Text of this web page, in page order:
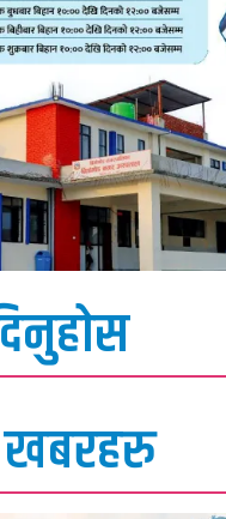
खबरहरु